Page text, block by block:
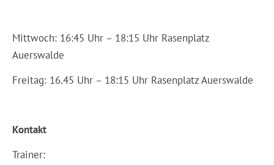
Mittwoch: 16:45 Uhr – 18:15 Uhr Rasenplatz
Auerswalde
Freitag: 16.45 Uhr – 18:15 Uhr Rasenplatz Auerswalde
Kontakt
Trainer: